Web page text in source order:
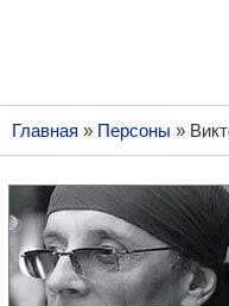
Главная » Персоны »